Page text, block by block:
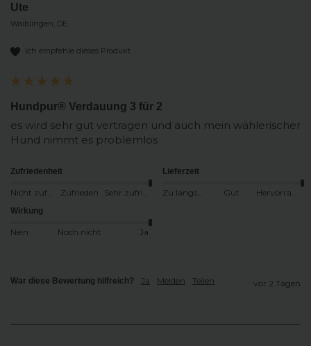
Ute
Waiblingen, DE
Ich empfehle dieses Produkt
Hundpur® Verdauung 3 für 2
es wird sehr gut vertragen und auch mein wählerischer
Hund nimmt es problemlos
Zufriedenheit
Zufrieden
Lieferzeit
Gut
Wirkung
Nein Noch nicht Ja
War diese Bewertung hilfreich? Ja Melden Teilen vor 2 Tagen